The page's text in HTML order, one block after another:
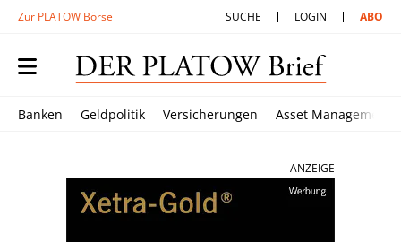
Zur PLATOW Börse SUCHE LOGIN ABO
Banken Geldpolitik Versicherungen Asset Management
ANZEIGE